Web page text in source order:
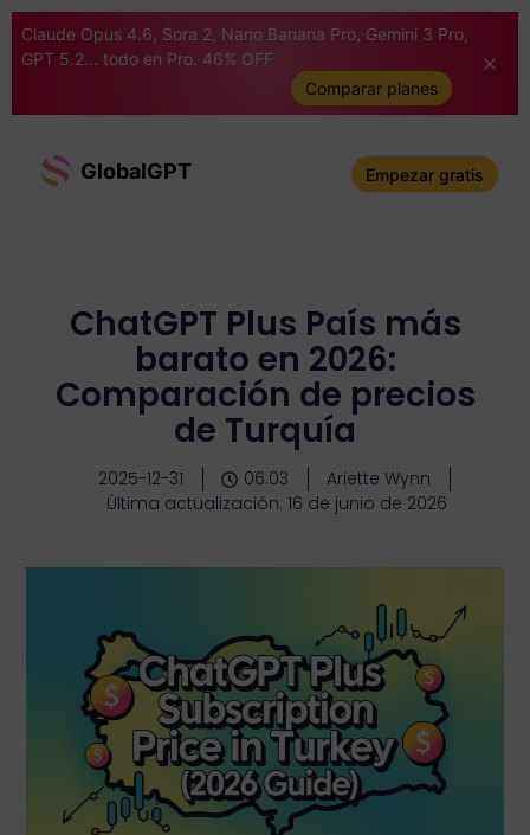
Claude Opus 4.6, Sora 2, Nano Banana Pro, Gemini 3 Pro,
GPT 5.2... todo en Pro. 46% OFF
Comparar planes
GlobalGPT Empezar gratis
ChatGPT Plus País más
barato en 2026:
Comparación de precios
de Turquía
2025-12-31 06:03
Ariette Wynn
Última actualización: 16 de junio de 2026